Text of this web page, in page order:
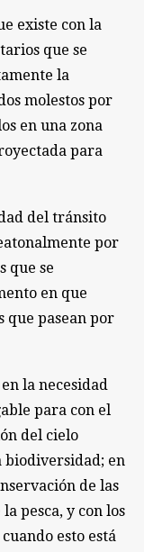
existe con la
que se
la
molestos por
en una zona
para
del tránsito
por
que se
en que
que pasean por
la necesidad
para con el
del cielo
en
de las
pesca, y con los
esto está